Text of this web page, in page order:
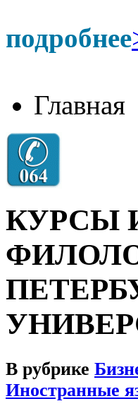
подробнее
Главная
КУРСЫ
В рубрике
Иностранные